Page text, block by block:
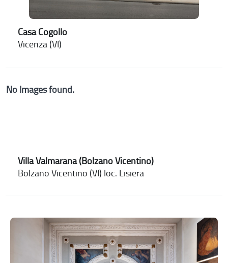
Casa Cogollo
Vicenza (VI)
No Images found.
Villa Valmarana (Bolzano Vicentino)
Bolzano Vicentino (VI) loc. Lisiera